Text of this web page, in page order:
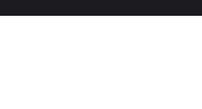
Prawnik.cc